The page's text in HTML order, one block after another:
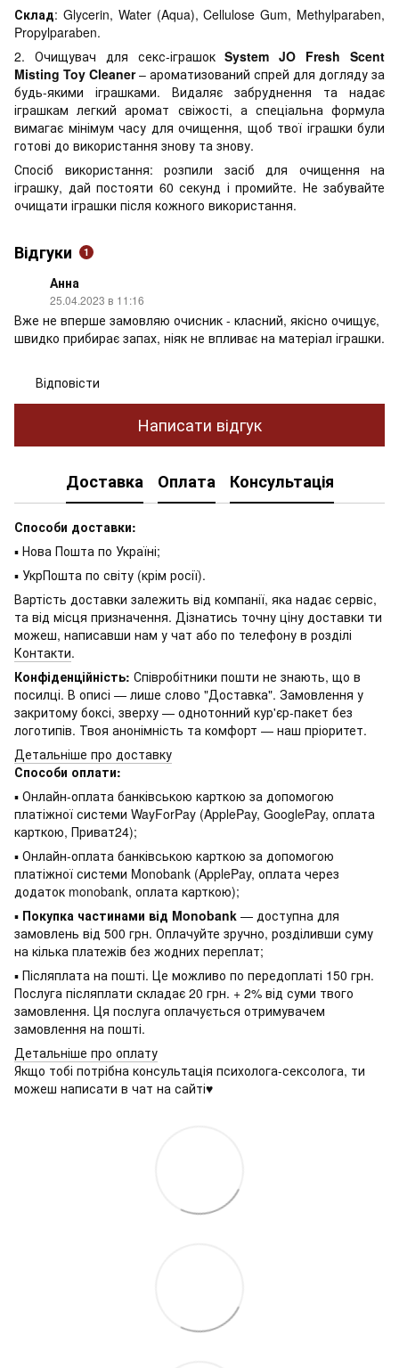
Склад: Glycerin, Water (Aqua), Cellulose Gum, Methylparaben,
Propylparaben.
2. Очищувач для секс-іграшокSystem JO Fresh Scent
Misting Toy Cleaner– ароматизований спрей для догляду за
будь-якими іграшками. Видаляє забруднення та надає
іграшкам легкий аромат свіжості, а спеціальна формула
вимагає мінімум часу для очищення, щоб твої іграшки були
готові до використання знову та знову.
Спосіб використання: розпили засіб для очищення на
іграшку, дай постояти 60 секунд і промийте. Не забувайте
очищати іграшки після кожного використання.
Відгуки 1
Анна
25.04.2023 в 11:16
Вже не вперше замовляю очисник - класний, якісно очищує,
швидко прибирає запах, ніяк не впливає на матеріал іграшки.
Відповісти
Написати відгук
Доставка Оплата Консультація
Способи доставки:
▪ Нова Пошта по Україні;
▪ УкрПошта по світу (крім росії).
Вартість доставки залежить від компанії, яка надає сервіс,
та від місця призначення. Дізнатись точну ціну доставки ти
можеш, написавши нам у чат або по телефону в розділі
Контакти.
Конфіденційність: Співробітники пошти не знають, що в
посилці. В описі — лише слово "Доставка". Замовлення у
закритому боксі, зверху — однотонний кур'єр-пакет без
логотипів. Твоя анонімність та комфорт — наш пріоритет.
Детальніше про доставку
Способи оплати:
▪ Онлайн-оплата банківською карткою за допомогою
платіжної системи WayForPay (ApplePay, GooglePay, оплата
карткою, Приват24);
▪ Онлайн-оплата банківською карткою за допомогою
платіжної системи Monobank (ApplePay, оплата через
додаток monobank, оплата карткою);
▪ Покупка частинами від Monobank — доступна для
замовлень від 500 грн. Оплачуйте зручно, розділивши суму
на кілька платежів без жодних переплат;
▪ Післяплата на пошті. Це можливо по передоплаті 150 грн.
Послуга післяплати складає 20 грн. + 2% від суми твого
замовлення. Ця послуга оплачується отримувачем
замовлення на пошті.
Детальніше про оплату
Якщо тобі потрібна консультація психолога-сексолога, ти
можеш написати в чат на сайті♥